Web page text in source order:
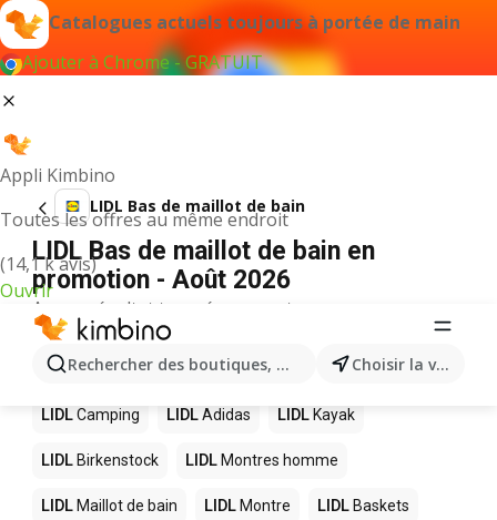
Catalogues actuels toujours à portée de main
Ajouter à Chrome - GRATUIT
Appli Kimbino
Toutes les offres au même endroit
(14,1 k avis)
Ouvrir
Rechercher des boutiques, des catégories, des Choisir la ville
LIDL Bas de maillot de bain
LIDL Bas de maillot de bain en
promotion - Août 2026
Aucun résultat trouvé pour ce terme.
D’autres produits dans les magasins
LIDL
LIDLCamping LIDLAdidas LIDL Kayak
LIDL Birkenstock LIDL Montres homme
LIDL Maillot de bain LIDL Montre LIDL Baskets